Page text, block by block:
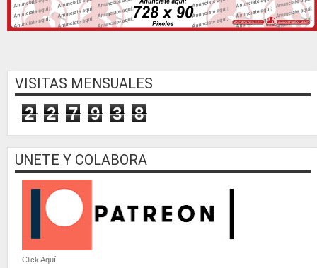
VISITAS MENSUALES
2 2 7 9 3 8
UNETE Y COLABORA
Click Aquí